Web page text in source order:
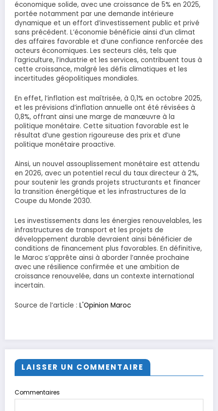
économique solide, avec une croissance de 5% en 2025,
portée notamment par une demande intérieure
dynamique et un effort d’investissement public et privé
sans précédent. L’économie bénéficie ainsi d’un climat
des affaires favorable et d’une confiance renforcée des
acteurs économiques. Les secteurs clés, tels que
l’agriculture, l’industrie et les services, contribuent tous à
cette croissance, malgré les défis climatiques et les
incertitudes géopolitiques mondiales.
En effet, l’inflation est maîtrisée, à 0,1% en octobre 2025,
et les prévisions d’inflation annuelle ont été révisées à
0,8%, offrant ainsi une marge de manœuvre à la
politique monétaire. Cette situation favorable est le
résultat d’une gestion rigoureuse des prix et d’une
politique monétaire proactive.
Ainsi, un nouvel assouplissement monétaire est attendu
en 2026, avec un potentiel recul du taux directeur à 2%,
pour soutenir les grands projets structurants et financer
la transition énergétique et les infrastructures de la
Coupe du Monde 2030.
Les investissements dans les énergies renouvelables, les
infrastructures de transport et les projets de
développement durable devraient ainsi bénéficier de
conditions de financement plus favorables. En définitive,
le Maroc s’apprête ainsi à aborder l’année prochaine
avec une résilience confirmée et une ambition de
croissance renouvelée, dans un contexte international
incertain.
Source de l’article : L'Opinion Maroc
LAISSER UN COMMENTAIRE
Commentaires